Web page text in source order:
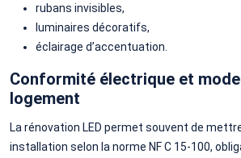
rubans invisibles,
luminaires décoratifs,
éclairage d’accentuation.
Conformité électrique et
logement
La rénovation LED permet souvent de
installation selon la norme NF C 15-100,